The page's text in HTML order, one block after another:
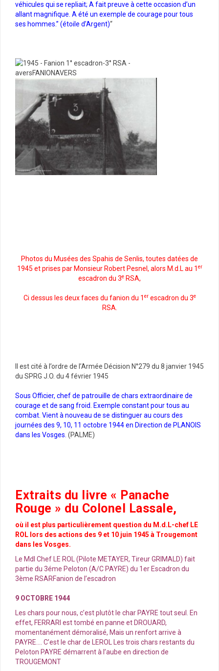
véhicules qui se repliait; A fait preuve à cette occasion d’un
allant magnifique. A été un exemple de courage pour tous
ses hommes.” (étoile d’Argent)“
Photos du Musées des Spahis de Senlis, toutes datées de
1945 et prises par Monsieur Robert Pesnel, alors M.d.L au 1 er
escadron du 3e RSA,
Ci dessus les deux faces du fanion du 1 erescadron du 3e
RSA.
Il est cité à l’ordre de l’Armée Décision N°279 du 8 janvier 1945
du SPRG J.O. du 4 février 1945
Sous Officier, chef de patrouille de chars extraordinaire de
courage et de sang froid. Exemple constant pour tous au
combat. Vient à nouveau de se distinguer au cours des
journées des 9, 10, 11 octobre 1944 en Direction de PLANOIS
dans les Vosges. (PALME)
Extraits du livre « Panache
Rouge » du Colonel Lassale,
où il est plus particulièrement question du M.d.L-chef LE
ROL lors des actions des 9 et 10 juin 1945 à Trougemont
dans les Vosges.
Le Mdl Chef LE ROL (Pilote METAYER, Tireur GRIMALD) fait
partie du 3éme Peloton (A/C PAYRE) du 1er Escadron du
3ème RSARFanion de l’escadron
9 OCTOBRE 1944
Les chars pour nous, c’est plutôt le char PAYRE tout seul. En
effet, FERRARI est tombé en panne et DROUARD,
momentanément démoralisé, Mais un renfort arrive à
PAYRE…. C’est le char de LEROL Les trois chars restants du
Peloton PAYRE démarrent à l’aube en direction de
TROUGEMONT